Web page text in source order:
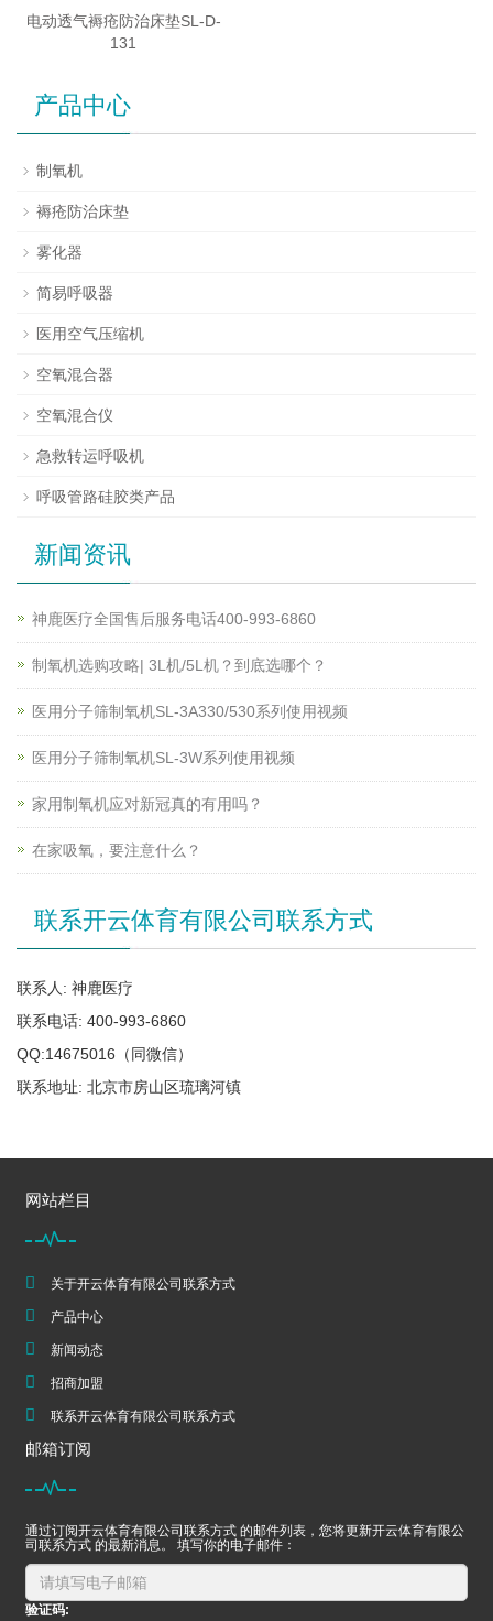
电动透气褥疮防治床垫SL-D-
131
产品中心
制氧机
褥疮防治床垫
雾化器
简易呼吸器
医用空气压缩机
空氧混合器
空氧混合仪
急救转运呼吸机
呼吸管路硅胶类产品
新闻资讯
神鹿医疗全国售后服务电话400-993-6860
制氧机选购攻略| 3L机/5L机？到底选哪个？
医用分子筛制氧机SL-3A330/530系列使用视频
医用分子筛制氧机SL-3W系列使用视频
家用制氧机应对新冠真的有用吗？
在家吸氧，要注意什么？
联系开云体育有限公司联系方式
联系人: 神鹿医疗
联系电话: 400-993-6860
QQ:14675016（同微信）
联系地址: 北京市房山区琉璃河镇
网站栏目
关于开云体育有限公司联系方式
产品中心
新闻动态
招商加盟
联系开云体育有限公司联系方式
邮箱订阅
通过订阅开云体育有限公司联系方式 的邮件列表，您将更新开云体育有限公
司联系方式 的最新消息。 填写你的电子邮件：
验证码: